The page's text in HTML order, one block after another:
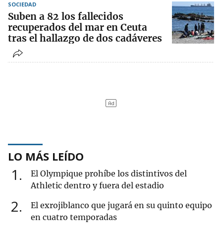
SOCIEDAD
Suben a 82 los fallecidos
recuperados del mar en Ceuta
tras el hallazgo de dos cadáveres
LO MÁS LEÍDO
1
El Olympique prohíbe los distintivos del
Athletic dentro y fuera del estadio
2
El exrojiblanco que jugará en su quinto equipo
en cuatro temporadas